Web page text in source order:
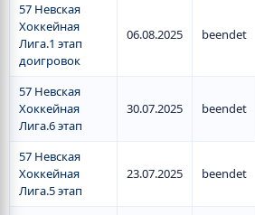
57 Невская
Хоккейная
Лига.1 этап
доигровок
06.08.2025 beendet
57 Невская
Хоккейная
Лига.6 этап
30.07.2025 beendet
57 Невская
Хоккейная
Лига.5 этап
23.07.2025 beendet